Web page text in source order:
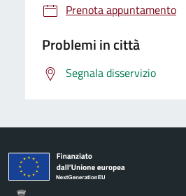
Prenota appuntamento
Problemi in città
Segnala disservizio